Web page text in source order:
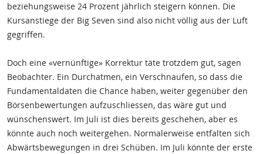
beziehungsweise 24 Prozent jährlich steigern können. Die
Kursanstiege der Big Seven sind also nicht völlig aus der Luft
gegriffen.
Doch eine «vernünftige» Korrektur täte trotzdem gut, sagen
Beobachter. Ein Durchatmen, ein Verschnaufen, so dass die
Fundamentaldaten die Chance haben, weiter gegenüber den
Börsenbewertungen aufzuschliessen, das wäre gut und
wünschenswert. Im Juli ist dies bereits geschehen, aber es
könnte auch noch weitergehen. Normalerweise entfalten sich
Abwärtsbewegungen in drei Schüben. Im Juli könnte der erste